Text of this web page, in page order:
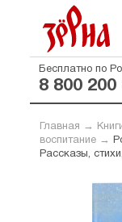
Бесплатно по
8 800 200
Главная →
воспитание→
Рассказы,